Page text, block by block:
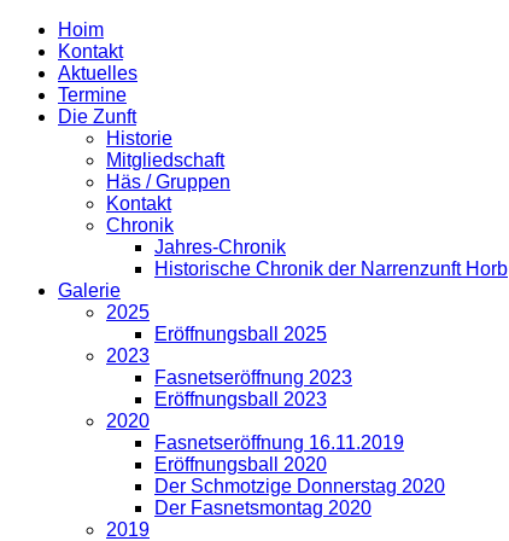
Hoim
Kontakt
Aktuelles
Termine
Die Zunft
Historie
Mitgliedschaft
Häs / Gruppen
Kontakt
Chronik
Jahres-Chronik
Historische Chronik der Narrenzunft Horb
Galerie
2025
Eröffnungsball 2025
2023
Fasnetseröffnung 2023
Eröffnungsball 2023
2020
Fasnetseröffnung 16.11.2019
Eröffnungsball 2020
Der Schmotzige Donnerstag 2020
Der Fasnetsmontag 2020
2019